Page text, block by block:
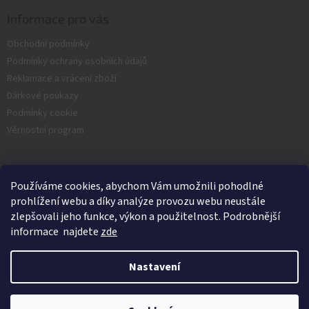
Používáme cookies, abychom Vám umožnili pohodlné
prohlížení webu a díky analýze provozu webu neustále
zlepšovali jeho funkce, výkon a použitelnost. Podrobnější
informace najdete zde
Nastavení
Obchodní podmínky
Podmínky ochrany osobních údajů
Reklamace a vrácení zboží
Dárkové poukazy
Podmínky cookie
Věrnostní program
Facebook
Vytvořil Shoptet